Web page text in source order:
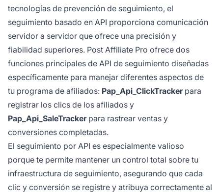
tecnologías de prevención de seguimiento, el
seguimiento basado en API proporciona comunicación
servidor a servidor que ofrece una precisión y
fiabilidad superiores. Post Affiliate Pro ofrece dos
funciones principales de API de seguimiento diseñadas
específicamente para manejar diferentes aspectos de
tu programa de afiliados: Pap_Api_ClickTrackerpara
registrar los clics de los afiliados y
Pap_Api_SaleTrackerpara rastrear ventas y
conversiones completadas.
El seguimiento por API es especialmente valioso
porque te permite mantener un control total sobre tu
infraestructura de seguimiento, asegurando que cada
clic y conversión se registre y atribuya correctamente al